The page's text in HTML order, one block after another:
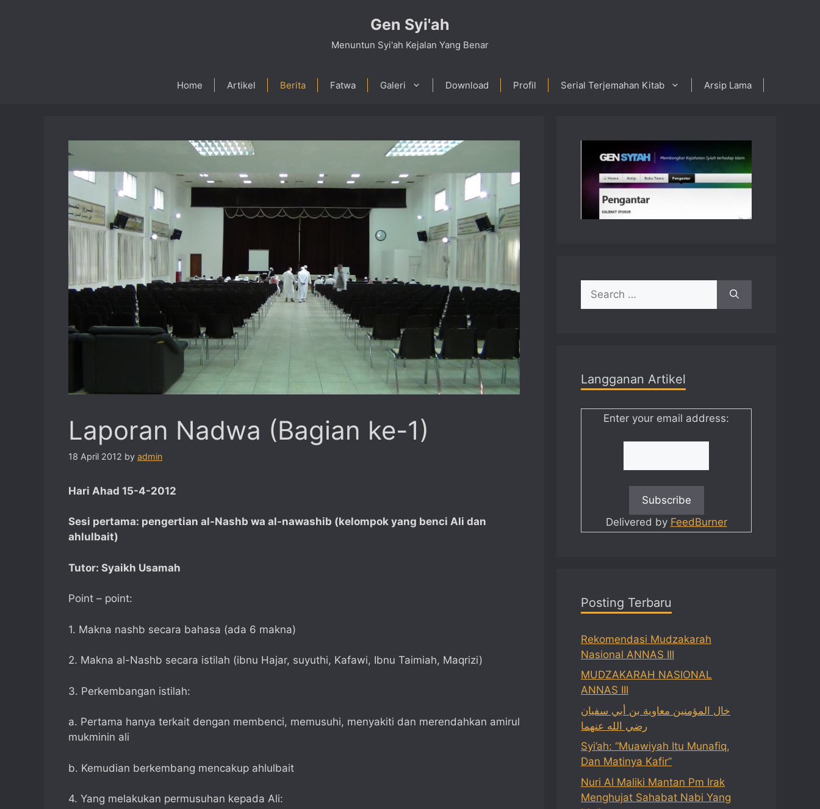
Gen Syi'ah
Menuntun Syi'ah Kejalan Yang Benar
Home Artikel Berita Fatwa Galeri Download Profil Serial Terjemahan Kitab Arsip Lama
Laporan Nadwa (Bagian ke-1)
18 April 2012 by admin
Hari Ahad 15-4-2012
Sesi pertama: pengertian al-Nashb wa al-nawashib (kelompok yang benci Ali dan
ahlulbait)
Tutor: Syaikh Usamah
Point – point:
1. Makna nashb secara bahasa (ada 6 makna)
2. Makna al-Nashb secara istilah (ibnu Hajar, suyuthi, Kafawi, Ibnu Taimiah, Maqrizi)
3. Perkembangan istilah:
a. Pertama hanya terkait dengan membenci, memusuhi, menyakiti dan merendahkan amirul
mukminin ali
b. Kemudian berkembang mencakup ahlulbait
4. Yang melakukan permusuhan kepada Ali:
for:
Langganan Artikel
Enter your email address:
Delivered by FeedBurner
Posting Terbaru
Rekomendasi Mudzakarah
Nasional ANNAS III
MUDZAKARAH NASIONAL
ANNAS III
خال المؤمنين معاوية بن أبي سفيان
رضي الله عنهما
Syi’ah: “Muawiyah Itu Munafiq,
Dan Matinya Kafir”
Nuri Al Maliki Mantan Pm Irak
Menghujat Sahabat Nabi Yang